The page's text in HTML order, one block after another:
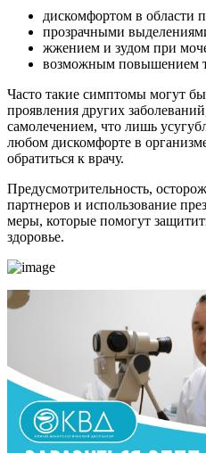
дискомфортом в области
прозрачными
жжением и зудом при
возможным повышением
Часто такие симптомы могут
проявления других
самолечением, что лишь
любом дискомфорте в
обратиться к врачу.
Предусмотрительность,
партнеров и использование
меры, которые помогут
здоровье.